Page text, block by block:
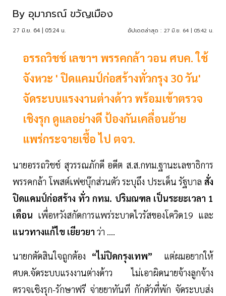
By อุมาภรณ์ ขวัญเมือง
27 มิ.ย. 64 | 05:24 น. อัปเดตล่าสุด : 27 มิ.ย. 64 | 05:42 น.
อรรถวิชช์ เลขาฯ พรรคกล้า วอน ศบค. ใช้
จังหวะ ' ปิดแคมป์ก่อสร้างทั่วกรุง 30 วัน'
จัดระบบแรงงานต่างด้าว พร้อมเข้าตรวจ
เชิงรุก ดูแลอย่างดี ป้องกันเคลื่อนย้าย
แพร่กระจายเชื้อ ไป ตจว.
นายอรรถวิชช์ สุวรรณภักดี อดีต ส.ส.กทม.ฐานะเลขาธิการ
พรรคกล้า โพสต์เฟซบุ๊กส่วนตัว ระบุถึง ประเด็น รัฐบาล สั่ง
ปิดแคมป์ก่อสร้าง ทั่ว กทม. ปริมณฑล เป็นระยะเวลา 1
เดือน เพื่อหวังสกัดการแพร่ระบาดไวรัสของโควิด19 และ
แนวทางแก้ไข เยียวยา ว่า ....
นายกตัดสินใจถูกต้อง “ไม่ปิดกรุงเทพ”
แต่ผมอยากให้
ศบค.จัดระบบแรงงานต่างด้าว ไม่เอาผิดนายจ้างลูกจ้าง
ตรวจเชิงรุก-รักษาฟรี จ่ายยาทันที กักตัวที่พัก จัดระบบส่ง